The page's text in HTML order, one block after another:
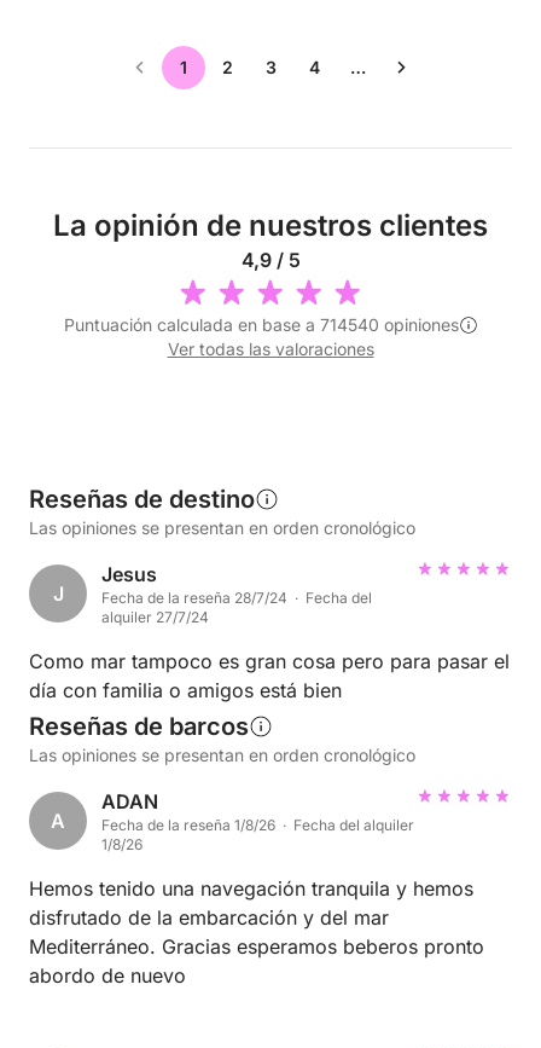
1 2 3 4 …
La opinión de nuestros clientes
4,9 / 5
Puntuación calculada en base a 714540 opiniones
Ver todas las valoraciones
Reseñas de destino
Las opiniones se presentan en orden cronológico
J
Jesus
Fecha de la reseña 28/7/24 · Fecha del
alquiler 27/7/24
Como mar tampoco es gran cosa pero para pasar el
día con familia o amigos está bien
Reseñas de barcos
Las opiniones se presentan en orden cronológico
A
ADAN
Fecha de la reseña 1/8/26 · Fecha del alquiler
1/8/26
Hemos tenido una navegación tranquila y hemos
disfrutado de la embarcación y del mar
Mediterráneo. Gracias esperamos beberos pronto
abordo de nuevo